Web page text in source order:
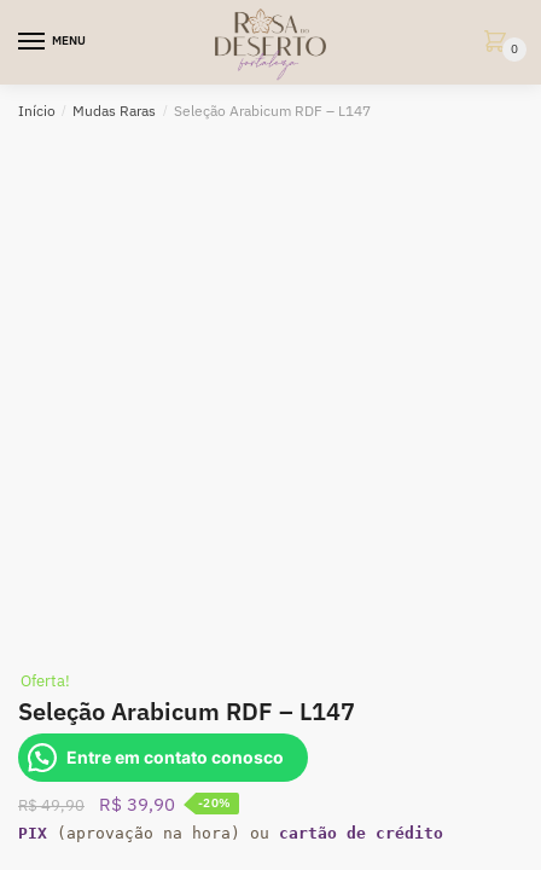
MENU
0
Início / Mudas Raras / Seleção Arabicum RDF – L147
Oferta!
Seleção Arabicum RDF – L147
Entre em contato conosco
R$49,90
O
preço
R$ 39,90 O
preço
-20%
PIX (aprovação na hora) ou cartão de crédito